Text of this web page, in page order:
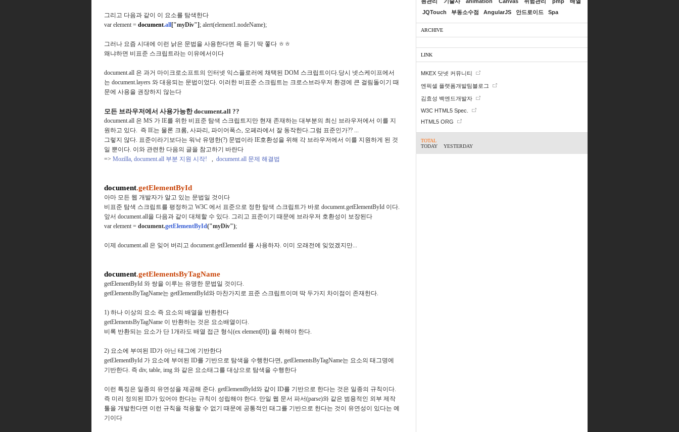
그리고 다음과 같이 이 요소를 탐색한다
var element = document.all["myDiv"] ; alert(element1.nodeName);
그러나 요즘 시대에 이런 낡은 문법을 사용한다면 욕 듣기 딱 쫗다 ㅎㅎ
왜냐하면 비표준 스크립트라는 이유에서이다
document.all 은 과거 마이크로소프트의 인터넷 익스플로러에 채택된 DOM 스크립트이다.당시 넷스케이프에서
는 document.layers 와 대응되는 문법이었다. 이러한 비표준 스크립트는 크로스브라우저 환경에 큰 걸림돌이기 때
문에 사용을 권장하지 않는다
모든 브라우저에서 사용가능한 document.all ??
document.all 은 MS 가 IE를 위한 비표준 탐색 스크립트지만 현재 존재하는 대부분의 최신 브라우저에서 이를 지
원하고 있다. 즉 IE는 물론 크롬, 사파리, 파이어폭스, 오페라에서 잘 동작한다.그럼 표준인가?? ...
그렇지 않다. 표준이라기보다는 워낙 유명한(?) 문법이라 IE호환성을 위해 각 브라우저에서 이를 지원하게 된 것
일 뿐이다. 이와 관련한 다음의 글을 참고하기 바란다
=> Mozilla, document.all 부분 지원 시작! , document.all 문제 해결법
document.getElementById
아마 모든 웹 개발자가 알고 있는 문법일 것이다
비표준 탐색 스크립트를 평정하고 W3C 에서 표준으로 정한 탐색 스크립트가 바로 document.getElementById 이다.
앞서 document.all을 다음과 같이 대체할 수 있다. 그리고 표준이기 때문에 브라우저 호환성이 보장된다
var element = document.getElementById("myDiv");
이제 document.all 은 잊어 버리고 document.getElementId 를 사용하자. 이미 오래전에 잊었겠지만...
document.getElementsByTagName
getElementById 와 쌍을 이루는 유명한 문법일 것이다.
getElementsByTagName는 getElementById와 마찬가지로 표준 스크립트이며 딱 두가지 차이점이 존재한다.
1) 하나 이상의 요소 즉 요소의 배열을 반환한다
getElementsByTagName 이 반환하는 것은 요소배열이다.
비록 반환되는 요소가 단 1개라도 배열 접근 형식(ex element[0]) 을 취해야 한다.
2) 요소에 부여된 ID가 아닌 태그에 기반한다
getElementById 가 요소에 부여된 ID를 기반으로 탐색을 수행한다면, getElementsByTagName는 요소의 태그명에
기반한다. 즉 div, table, img 와 같은 요소태그를 대상으로 탐색을 수행한다
이런 특징은 일종의 유연성을 제공해 준다. getElementById와 같이 ID를 기반으로 한다는 것은 일종의 규칙이다.
즉 미리 정의된 ID가 있어야 한다는 규칙이 성립해야 한다. 만일 웹 문서 파서(parse)와 같은 범용적인 외부 제작
툴을 개발한다면 이런 규칙을 적용할 수 없기 때문에 공통적인 태그를 기반으로 한다는 것이 유연성이 있다는 예
기이다
JQTouch
부동소수점 AngularJS 안드로이드 Spa
ARCHIVE
LINK
MKEX 닷넷 커뮤니티
엔픽셀 플랫폼개발팀블로그
김효성 백엔드개발자
W3C HTML5 Spec.
HTML5 ORG
TOTAL
TODAY
YESTERDAY